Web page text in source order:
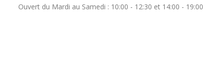
Ouvert du Mardi au Samedi : 10:00 - 12:30 et 14:00 - 19:00